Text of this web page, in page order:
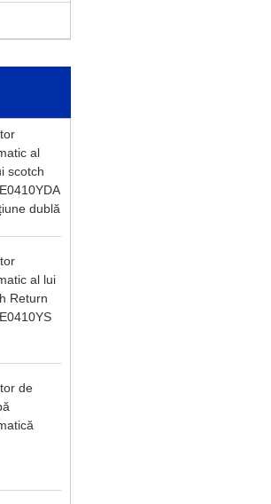
al
scotch
dublă
al lui
Return
de